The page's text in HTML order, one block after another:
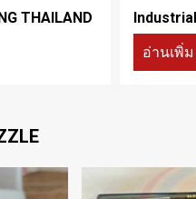
THAILAND
อ่านเพิ่ม